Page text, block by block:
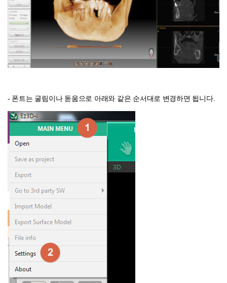
- 폰트는 굴림이나 돋움으로 아래와 같은 순서대로 변경하면 됩니다.